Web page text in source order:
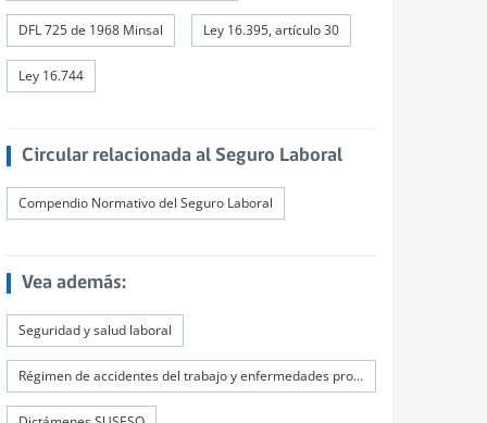
DFL 725 de 1968 Minsal Ley 16.395, artículo 30
Ley 16.744
Circular relacionada al Seguro Laboral
Compendio Normativo del Seguro Laboral
Vea además:
Seguridad y salud laboral
Régimen de accidentes del trabajo y enfermedades profesionales